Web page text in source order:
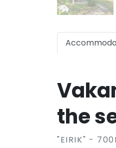
the
"EIRIK" -